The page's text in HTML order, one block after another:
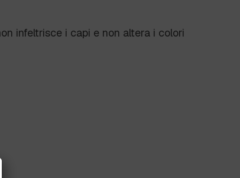
infeltrisce i capi e non altera i colori